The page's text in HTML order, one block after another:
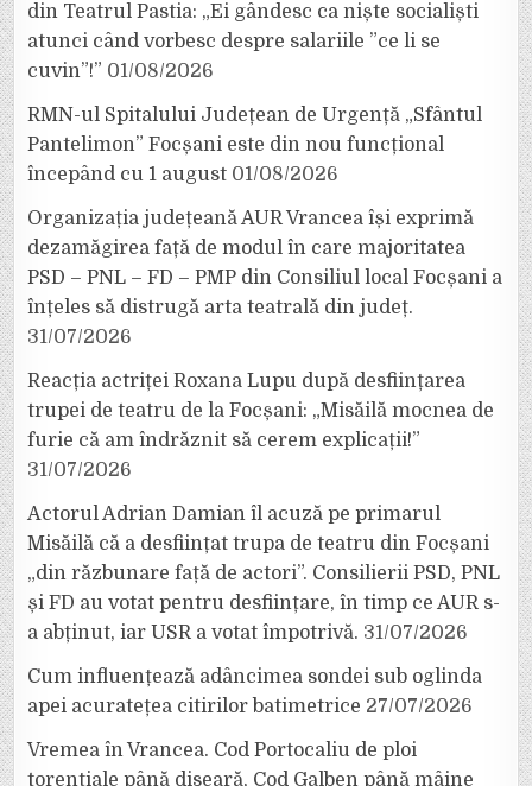
din Teatrul Pastia: „Ei gândesc ca niște socialiști
atunci când vorbesc despre salariile ”ce li se
cuvin”!” 01/08/2026
RMN-ul Spitalului Județean de Urgență „Sfântul
Pantelimon” Focșani este din nou funcțional
începând cu 1 august 01/08/2026
Organizația județeană AUR Vrancea își exprimă
dezamăgirea față de modul în care majoritatea
PSD – PNL – FD – PMP din Consiliul local Focșani a
înțeles să distrugă arta teatrală din județ.
31/07/2026
Reacția actriței Roxana Lupu după desființarea
trupei de teatru de la Focșani: „Misăilă mocnea de
furie că am îndrăznit să cerem explicații!”
31/07/2026
Actorul Adrian Damian îl acuză pe primarul
Misăilă că a desființat trupa de teatru din Focșani
„din răzbunare față de actori”. Consilierii PSD, PNL
și FD au votat pentru desființare, în timp ce AUR s-
a abținut, iar USR a votat împotrivă. 31/07/2026
Cum influențează adâncimea sondei sub oglinda
apei acuratețea citirilor batimetrice 27/07/2026
Vremea în Vrancea. Cod Portocaliu de ploi
torențiale până diseară, Cod Galben până mâine